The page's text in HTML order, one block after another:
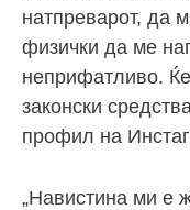
натпреварот, да
физички да ме
неприфатливо. Ќе
законски
профил на
„Навистина ми е